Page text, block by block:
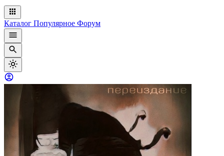
Каталог Популярное Форум